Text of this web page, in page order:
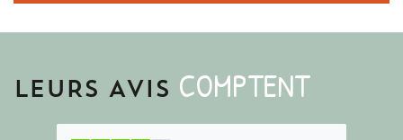
LEURS AVIS COMPTENT